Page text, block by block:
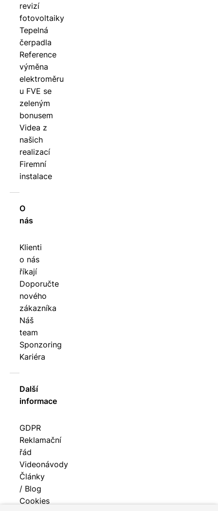
revizí
fotovoltaiky
Tepelná
čerpadla
Reference
výměna
elektroměru
u FVE se
zeleným
bonusem
Videa z
našich
realizací
Firemní
instalace
O
nás
Klienti
o nás
říkají
Doporučte
nového
zákazníka
Náš
team
Sponzoring
Kariéra
Další
informace
GDPR
Reklamační
řád
Videonávody
Články
/ Blog
Cookies